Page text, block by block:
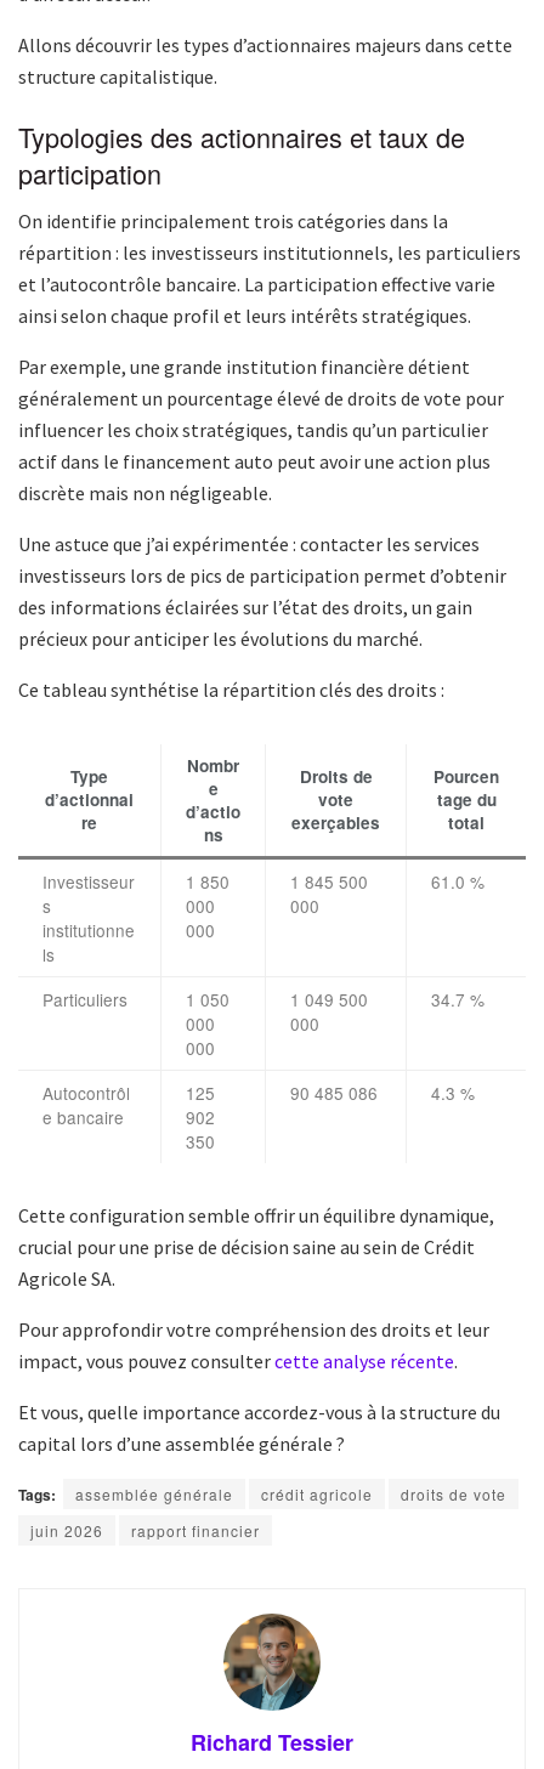
Allons découvrir les types d’actionnaires majeurs dans cette
structure capitalistique.
Typologies des actionnaires et taux de
participation
On identifie principalement trois catégories dans la
répartition : les investisseurs institutionnels, les particuliers
et l’autocontrôle bancaire. La participation effective varie
ainsi selon chaque profil et leurs intérêts stratégiques.
Par exemple, une grande institution financière détient
généralement un pourcentage élevé de droits de vote pour
influencer les choix stratégiques, tandis qu’un particulier
actif dans le financement auto peut avoir une action plus
discrète mais non négligeable.
Une astuce que j’ai expérimentée : contacter les services
investisseurs lors de pics de participation permet d’obtenir
des informations éclairées sur l’état des droits, un gain
précieux pour anticiper les évolutions du marché.
Ce tableau synthétise la répartition clés des droits :
Type
d’actionnai
re
Nombr
e
d’actio
ns
Droits de
vote
exerçables
Pourcen
tage du
total
Investisseur
s
institutionne
ls
1 850
000
000
1 845 500
000
61.0 %
Particuliers
1 050
000
000
1 049 500
000
34.7 %
Autocontrôl
e bancaire
125
902
350
90 485 086 4.3 %
Cette configuration semble offrir un équilibre dynamique,
crucial pour une prise de décision saine au sein de Crédit
Agricole SA.
Pour approfondir votre compréhension des droits et leur
impact, vous pouvez consultercette analyse récente.
Et vous, quelle importance accordez-vous à la structure du
capital lors d’une assemblée générale ?
Tags: assemblée générale crédit agricole
droits de vote
juin 2026
rapport financier
Richard Tessier